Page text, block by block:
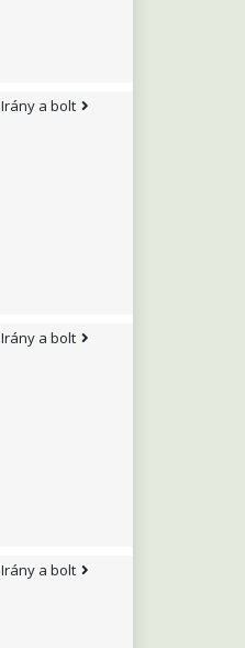
Irány a bolt
Irány a bolt
Irány a bolt